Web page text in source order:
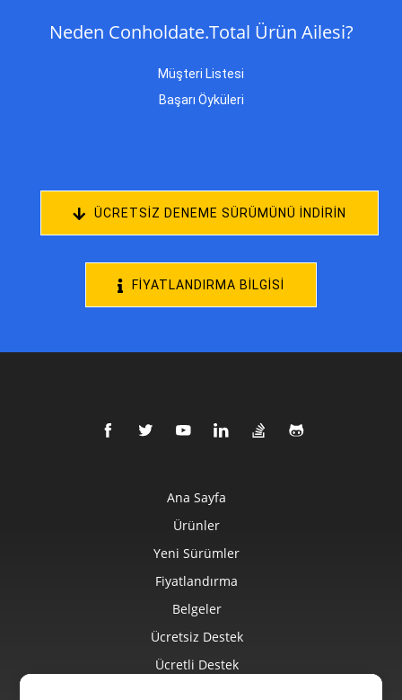
Neden Conholdate.Total Ürün Ailesi?
Müşteri Listesi
Başarı Öyküleri
ÜCRETSIZ DENEME SÜRÜMÜNÜ INDIRIN
FIYATLANDIRMA BILGISI
Ana Sayfa
Ürünler
Yeni Sürümler
Fiyatlandırma
Belgeler
Ücretsiz Destek
Ücretli Destek